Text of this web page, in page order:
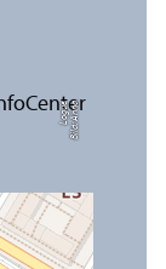
Bil
d:
A
n
n
a
L
o
g
u
e